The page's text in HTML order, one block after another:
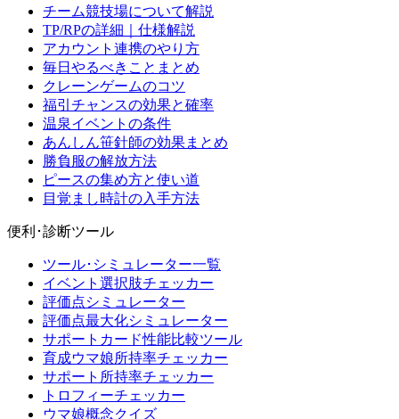
チーム競技場について解説
TP/RPの詳細｜仕様解説
アカウント連携のやり方
毎日やるべきことまとめ
クレーンゲームのコツ
福引チャンスの効果と確率
温泉イベントの条件
あんしん笹針師の効果まとめ
勝負服の解放方法
ピースの集め方と使い道
目覚まし時計の入手方法
便利･診断ツール
ツール･シミュレーター一覧
イベント選択肢チェッカー
評価点シミュレーター
評価点最大化シミュレーター
サポートカード性能比較ツール
育成ウマ娘所持率チェッカー
サポート所持率チェッカー
トロフィーチェッカー
ウマ娘概念クイズ